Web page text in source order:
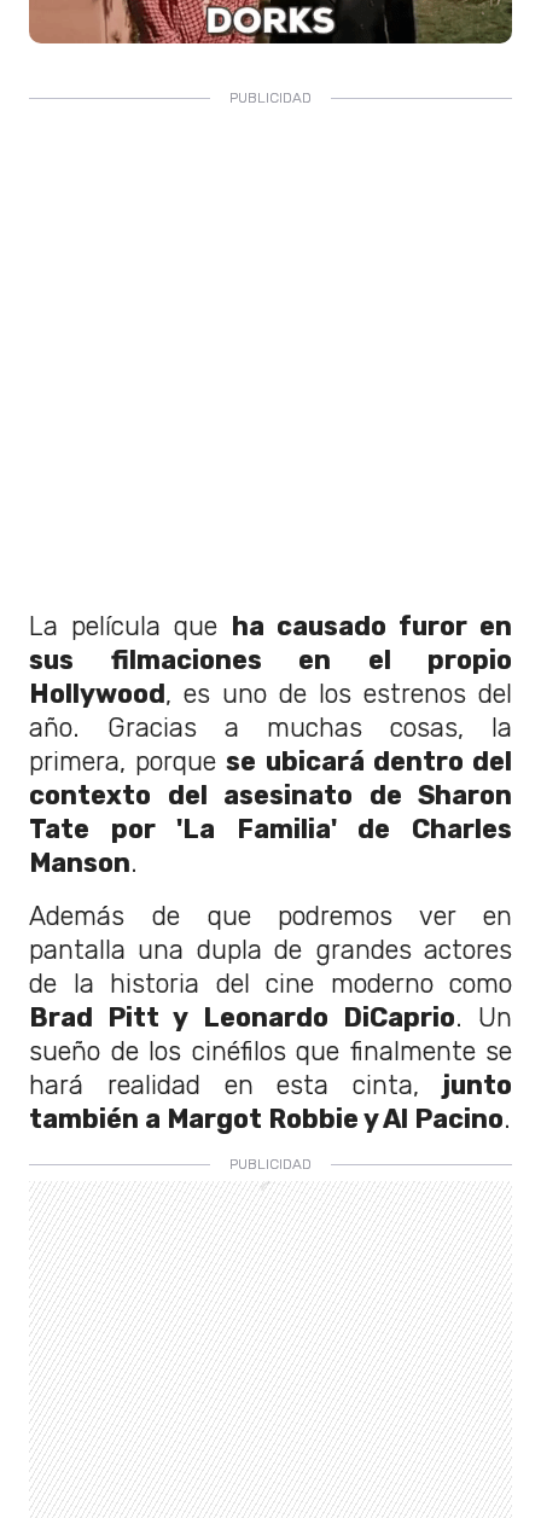
La película que ha causado furor en
sus filmaciones en el propio
Hollywood, es uno de los estrenos del
año. Gracias a muchas cosas, la
primera, porquese ubicará dentro del
contexto del asesinato de Sharon
Tate por 'La Familia' de Charles
Manson.
Además de que podremos ver en
pantalla una dupla de grandes actores
de la historia del cine moderno como
Brad Pitt y Leonardo DiCaprio. Un
sueño de los cinéfilos que finalmente se
hará realidad en esta cinta, junto
también a Margot Robbie y Al Pacino.